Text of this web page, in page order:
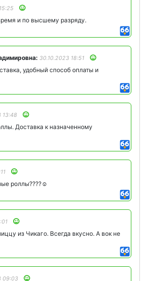
и по высшему разряду.
30.10.2023 18:51
удобный способ оплаты и
13:48
Доставка к назначенному
роллы????☺️
из Чикаго. Всегда вкусно. А вок не
09:03